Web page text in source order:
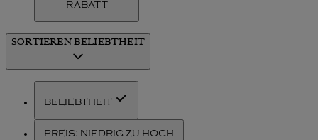
RABATT
SORTIERENBELIEBTHEIT
BELIEBTHEIT
PREIS: NIEDRIG ZU HOCH